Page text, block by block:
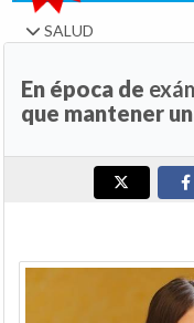
SALUD
En época de
que mantener